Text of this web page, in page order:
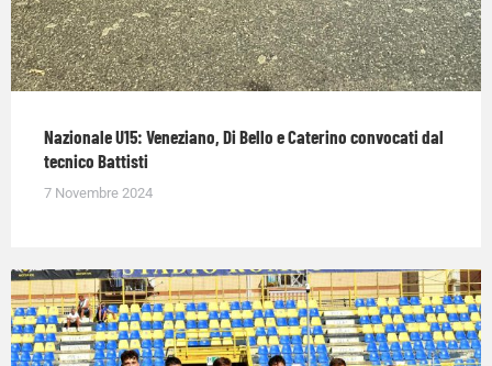
Nazionale U15: Veneziano, Di Bello e Caterino convocati dal
tecnico Battisti
7 Novembre 2024